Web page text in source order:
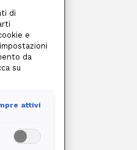
di
e
da
su
attivi